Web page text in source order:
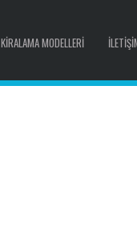
KIRALAMA MODELLERI